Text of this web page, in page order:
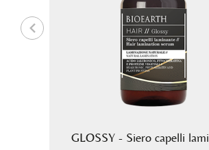
GLOSSY - Siero capelli